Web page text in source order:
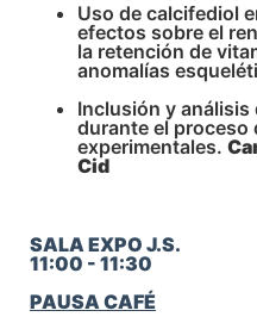
Uso de calcifediol
efectos sobre el
la retención de
anomalías
Inclusión y
durante el proceso
experimentales.
Cid
SALA EXPO J.S.
11:00 - 11:30
PAUSA CAFÉ